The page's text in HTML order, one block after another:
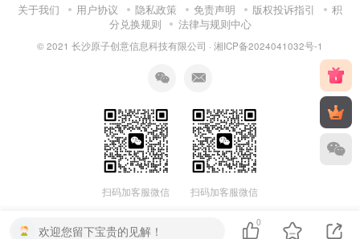
关于我们 用户协议 隐私政策 免责声明 版权投诉指引
积
分兑换规则
法律与规则中心
© 2021 长沙原子创意信息科技有限公司 · 湘ICP备2024041032号-1
扫码加客服微信 扫码加客服微信
欢迎您留下宝贵的见解！
0